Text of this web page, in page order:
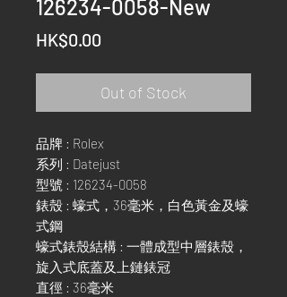
126234-0058-New
HK$0.00
Out of Stock
品牌 : Rolex
系列 : Datejust
型號 : 126234-0058
錶殼 : 蠔式，36毫米，白色黃金及蠔
式鋼
蠔式錶殼結構 : 一體成型中層錶殼，
旋入式底蓋及上鏈錶冠
直徑 : 36毫米